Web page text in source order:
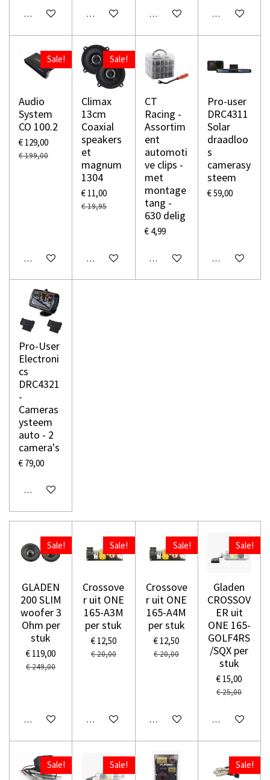
In winkelwagen In winkelwagen In winkelwagen In winkelwagen
Sale!
Audio
System
CO 100.2
€ 129,00
€ 199,00
In winkelwagen
Sale!
Climax
13cm
Coaxial
speakers
et
magnum
1304
€ 11,00
€ 19,95
In winkelwagen
CT
Racing -
Assortim
ent
automoti
ve clips -
met
montage
tang -
630 delig
€ 4,99
In winkelwagen
Pro-user
DRC4311
Solar
draadloo
s
camerasy
steem
€ 59,00
In winkelwagen
Pro-User
Electroni
cs
DRC4321
-
Cameras
ysteem
auto - 2
camera's
€ 79,00
In winkelwagen
Sale!
GLADEN
200 SLIM
woofer 3
Ohm per
stuk
€ 119,00
€ 249,00
In winkelwagen
Sale!
Crossove
r uit ONE
165-A3M
per stuk
€ 12,50
€ 20,00
In winkelwagen
Sale!
Crossove
r uit ONE
165-A4M
per stuk
€ 12,50
€ 20,00
In winkelwagen
Sale!
Gladen
CROSSOV
ER uit
ONE 165-
GOLF4RS
/SQX per
stuk
€ 15,00
€ 25,00
In winkelwagen
Sale! Sale! Sale!